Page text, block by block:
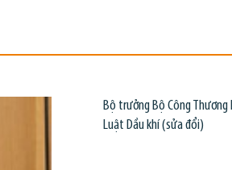
Bộ trưởng Bộ Công
Luật Dầu khí (sửa đổi)